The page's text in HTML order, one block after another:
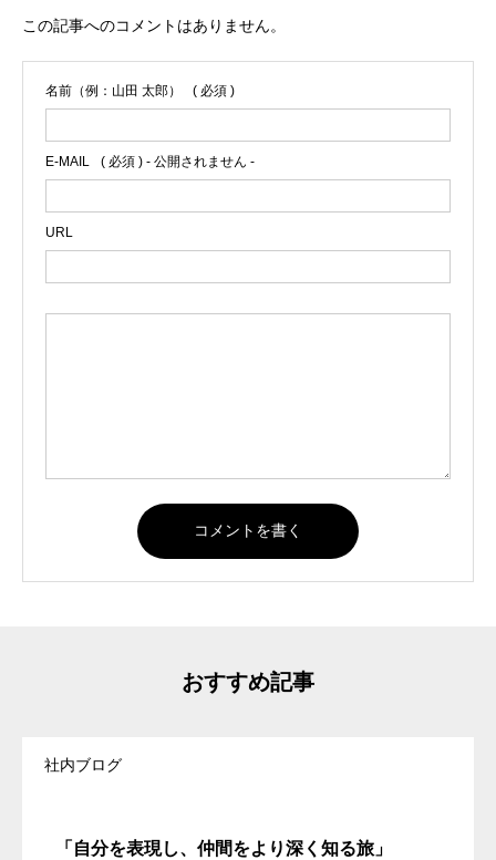
この記事へのコメントはありません。
名前（例：山田 太郎） ( 必須 )
E-MAIL ( 必須 ) - 公開されません -
URL
おすすめ記事
社内ブログ
「自分を表現し、仲間をより深く知る旅」